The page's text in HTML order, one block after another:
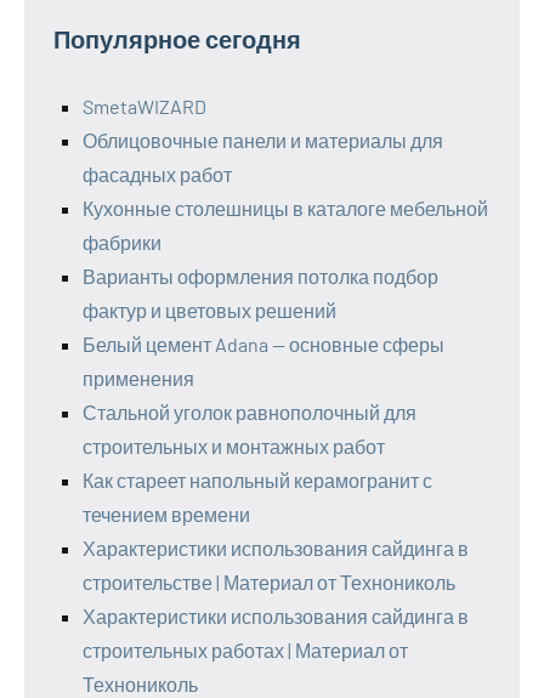
Популярное сегодня
SmetaWIZARD
Облицовочные панели и материалы для
фасадных работ
Кухонные столешницы в каталоге мебельной
фабрики
Варианты оформления потолка подбор
фактур и цветовых решений
Белый цемент Adana — основные сферы
применения
Стальной уголок равнополочный для
строительных и монтажных работ
Как стареет напольный керамогранит с
течением времени
Характеристики использования сайдинга в
строительстве | Материал от Технониколь
Характеристики использования сайдинга в
строительных работах | Материал от
Технониколь